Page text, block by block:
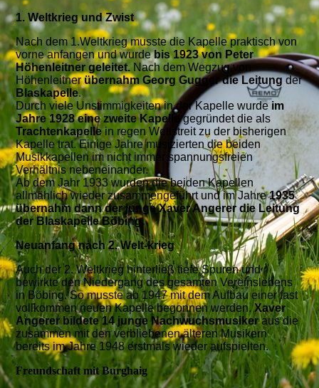
1. Weltkrieg und Zwist
Nach dem 1.Weltkrieg musste die Kapelle praktisch von
vorne anfangen und wurdebis 1923 von Peter
Höhenleitner geleitet.Nach dem Wegzug von
Höhenleitnerübernahm Georg Gugger die Leitungder
Blaskapelle.
Durch viele Unstimmigkeiten in der Kapelle wurde im
Jahre 1928 eine zweite Kapelle gegründet die als
Trachtenkapellein regen Wettstreit zu der bisherigen
Kapelle trat. Einige Jahre musizierten die beiden
Musikkapellen im nicht immer spannungsfreien
Verhältnis nebeneinander.
Ab dem Jahr 1933 wurden die beiden Kapellen
allmählich wieder zusammengeführt und im Jahre1935
übernahm dann der junge Xaver Angerer die Leitung
der Blaskapelle Böbing.
Neuanfang nach 2. Welt-krieg
Auch der 2. Weltkrieg hinterließ tiefe Spuren und
bewirkte den Niedergang des gesamten Vereinslebens
in Böbing. So musste ab 1947 mit dem Aufbau einer fast
vollkommen neuen Kapelle begonnen werden.Xaver
Angerer bildete 14 junge Nachwuchsmusikeraus die
zusammen mit den verbliebenen älteren Musikern
bereits im Jahre 1948 erstmals wieder aufspielten.
Freundschaft mit Burghaig